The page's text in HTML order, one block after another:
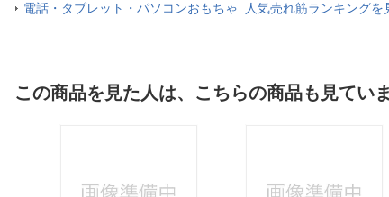
電話・タブレット・パソコンおもちゃ 人気売れ筋ランキングを
この商品を見た人は、こちらの商品も見てい